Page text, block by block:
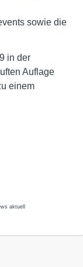
sowie die
in der
Auflage
einem
aktuell